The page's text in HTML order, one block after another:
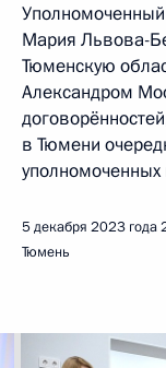
Мария Львова-
Тюменскую
Александром
в Тюмени
5 декабря 2023 года
Тюмень